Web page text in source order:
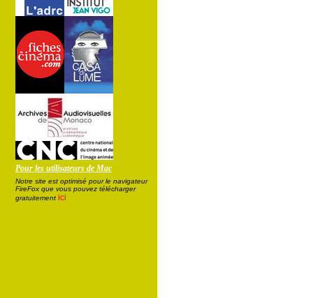
Pour les utilisateurs de Mac
Notre site est optimisé pour le navigateur
FireFox que vous pouvez télécharger
gratuitement ici